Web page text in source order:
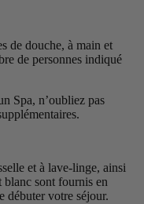
de douche, à main et
de personnes indiqué
Spa, n’oubliez pas
et à lave-linge, ainsi
blanc sont fournis en
débuter votre séjour.